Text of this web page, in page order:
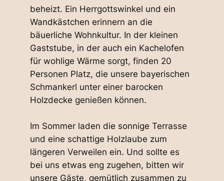
beheizt. Ein Herrgottswinkel und ein
Wandkästchen erinnern an die
bäuerliche Wohnkultur. In der kleinen
Gaststube, in der auch ein Kachelofen
für wohlige Wärme sorgt, finden 20
Personen Platz, die unsere bayerischen
Schmankerl unter einer barocken
Holzdecke genießen können.
Im Sommer laden die sonnige Terrasse
und eine schattige Holzlaube zum
längeren Verweilen ein. Und sollte es
bei uns etwas eng zugehen, bitten wir
unsere Gäste, gemütlich zusammen zu